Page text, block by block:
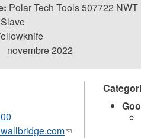
Polar Tech Tools 507722 NWT
novembre 2022
(link